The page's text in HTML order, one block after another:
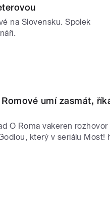
na Slovensku. Spolek
umí zasmát,
O Roma vakeren rozhovor
který v seriálu Most!